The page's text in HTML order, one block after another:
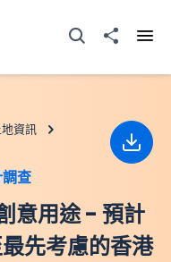
打開搜尋器分享至
資訊
查
意用途 - 預計
先考慮的香港
下載